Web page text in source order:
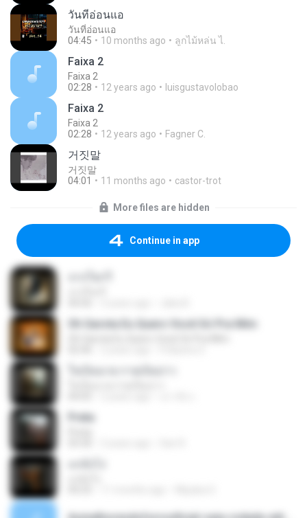
วันที่อ่อนแอ
วันที่อ่อนแอ
04:45
10 months ago ลูกไม้หล่น ไ.
Faixa 2
Faixa 2
02:28
12 years ago luisgustavolobao
Faixa 2
Faixa 2
02:28
12 years ago Fagner C.
거짓말
거짓말
04:01
11 months ago castor-trot
More files are hidden
Continue in app
Oh Garota Eu Quero Você Só Pra Mim
Preta